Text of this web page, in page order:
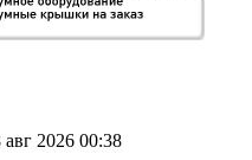
2026 00:38